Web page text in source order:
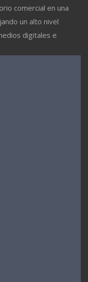
comercial en una
un alto nivel
digitales e